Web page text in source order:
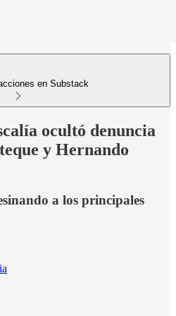
en Substack
ocultó denuncia
y Hernando
a los principales